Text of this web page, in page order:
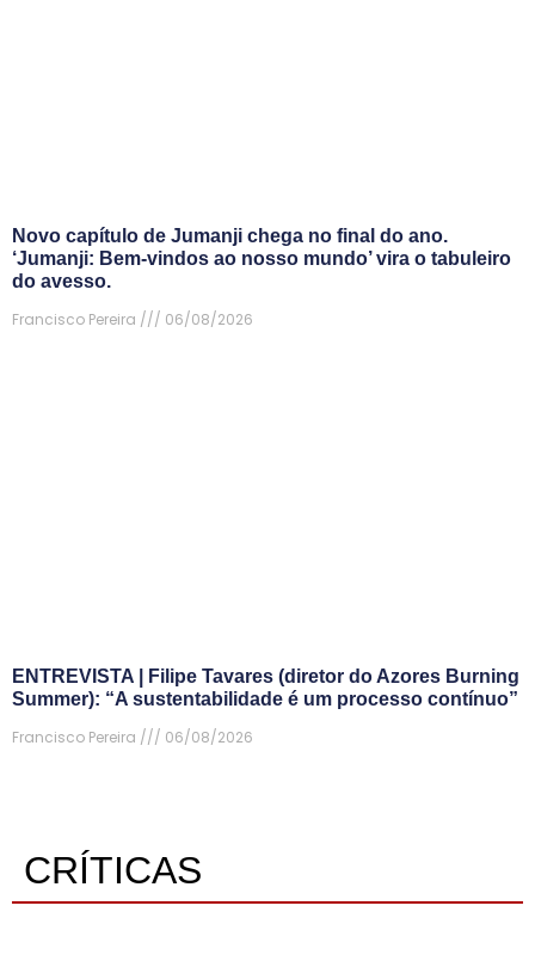
Novo capítulo de Jumanji chega no final do ano.
‘Jumanji: Bem-vindos ao nosso mundo’ vira o tabuleiro
do avesso.
Francisco Pereira
06/08/2026
ENTREVISTA | Filipe Tavares (diretor do Azores Burning
Summer): “A sustentabilidade é um processo contínuo”
Francisco Pereira
06/08/2026
CRÍTICAS